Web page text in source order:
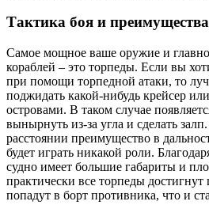
Тактика боя и
Самое мощное ваше оружие и
кораблей – это торпеды. Если вы
при помощи торпедной атаки, то
поджидать какой-нибудь крейсер
островами. В таком случае
вынырнуть из-за угла и сделать
расстоянии преимущество в
будет играть никакой роли.
судно имеет большие габариты и
практически все торпеды
попадут в борт противника, что и